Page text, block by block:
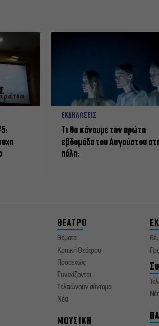
ΕΚΔΗΛΩΣΕΙΣ
Τι θα κάνουμε την πρώτη
εβδομάδα του Αυγούστου
πόλη;
ΘΕΑΤΡΟ
Θέματα
Κριτική Θεάτρου
Προσεχώς
Συνεχίζονται
Τελειώνουν σύντομα
Νέα
ΜΟΥΣΙΚΗ